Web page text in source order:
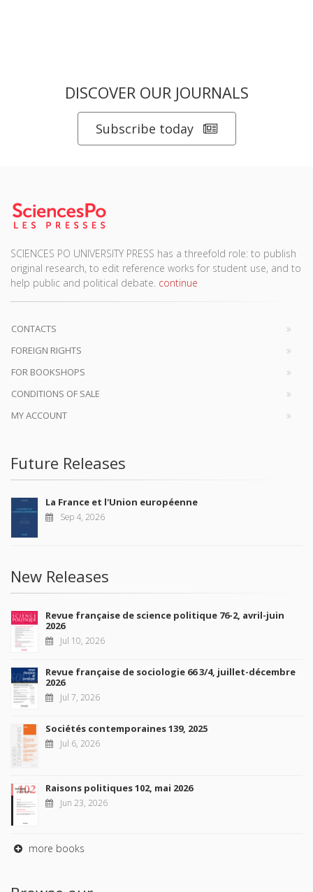
DISCOVER OUR JOURNALS
Subscribe today
SCIENCES PO UNIVERSITY PRESS has a threefold role: to publish
original research, to edit reference works for student use, and to
help public and political debate. continue
CONTACTS
FOREIGN RIGHTS
FOR BOOKSHOPS
CONDITIONS OF SALE
MY ACCOUNT
Future Releases
La France et l'Union européenne
Sep 4, 2026
New Releases
Revue française de science politique 76-2, avril-juin
2026
Jul 10, 2026
Revue française de sociologie 66 3/4, juillet-décembre
2026
Jul 7, 2026
Sociétés contemporaines 139, 2025
Jul 6, 2026
Raisons politiques 102, mai 2026
Jun 23, 2026
more books